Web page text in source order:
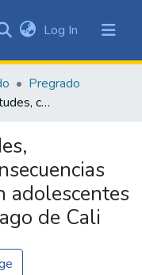
Log In (current)
Pregrado
Conocimientos, actitudes, comportamientos y consecuencias asociadas al sexting en adolescentes escolarizados de Santiago de Cali
adolescentes
de Cali